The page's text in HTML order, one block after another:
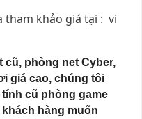
tham khảo giá tại : vi
cũ, phòng net Cyber,
giá cao, chúng tôi
cũ phòng game
hàng muốn